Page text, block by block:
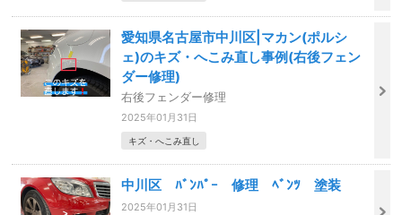
愛知県名古屋市中川区|マカン(ポルシ
ェ)のキズ・へこみ直し事例(右後フェン
ダー修理)
右後フェンダー修理
2025年01月31日
キズ・へこみ直し
中川区 ﾊﾞﾝﾊﾟｰ 修理 ﾍﾞﾝﾂ 塗装
2025年01月31日